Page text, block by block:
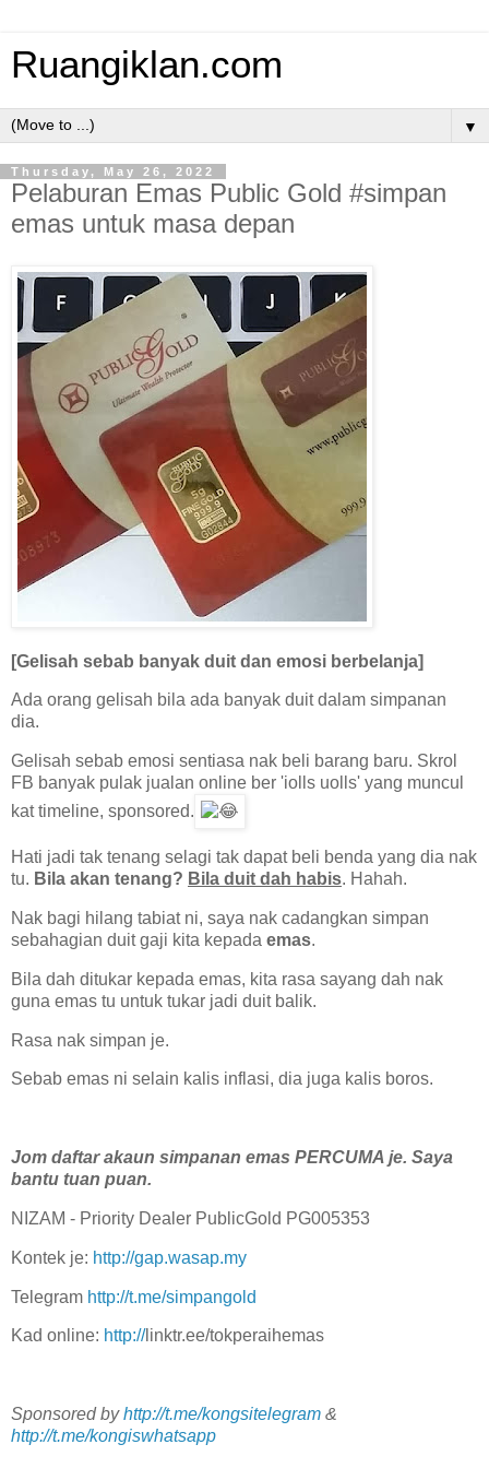
Ruangiklan.com
▼
Thursday, May 26, 2022
Pelaburan Emas Public Gold #simpan
emas untuk masa depan
[Gelisah sebab banyak duit dan emosi berbelanja]
Ada orang gelisah bila ada banyak duit dalam simpanan
dia.
Gelisah sebab emosi sentiasa nak beli barang baru. Skrol
FB banyak pulak jualan online ber 'iolls uolls' yang muncul
kat timeline, sponsored.
Hati jadi tak tenang selagi tak dapat beli benda yang dia nak
tu. Bila akan tenang? Bila duit dah habis. Hahah.
Nak bagi hilang tabiat ni, saya nak cadangkan simpan
sebahagian duit gaji kita kepada emas.
Bila dah ditukar kepada emas, kita rasa sayang dah nak
guna emas tu untuk tukar jadi duit balik.
Rasa nak simpan je.
Sebab emas ni selain kalis inflasi, dia juga kalis boros.
Jom daftar akaun simpanan emas PERCUMA je. Saya
bantu tuan puan.
NIZAM - Priority Dealer PublicGold PG005353
Kontek je: http://gap.wasap.my
Telegram http://t.me/simpangold
Kad online: http://linktr.ee/tokperaihemas
Sponsored byhttp://t.me/kongsitelegram &
http://t.me/kongiswhatsapp